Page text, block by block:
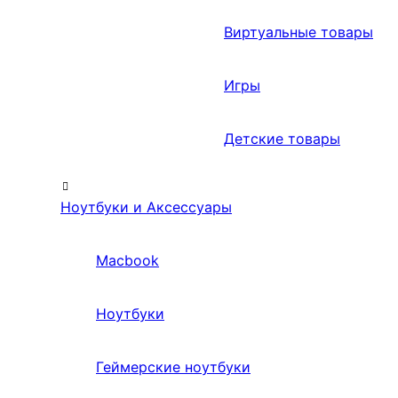
Виртуальные товары
Игры
Детские товары
Ноутбуки и Аксессуары
Macbook
Ноутбуки
Геймерские ноутбуки